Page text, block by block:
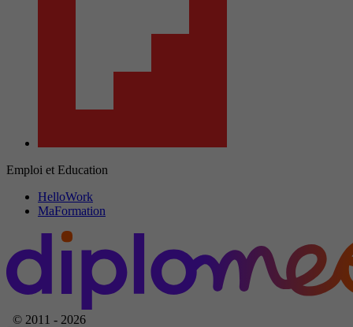
Emploi et Education
HelloWork
MaFormation
© 2011 - 2026